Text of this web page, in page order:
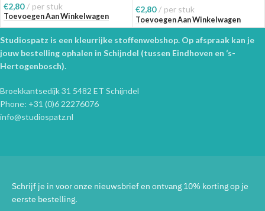
€2,80 per stuk
Toevoegen Aan Winkelwagen
€2,80 per stuk
Toevoegen Aan Winkelwagen
Studiospatz is een kleurrijke stoffenwebshop. Op afspraak kan je
jouw bestelling ophalen in Schijndel (tussen Eindhoven en ‘s-
Hertogenbosch).
Broekkantsedijk 31 5482 ET Schijndel
Phone: +31 (0)6 22276076
info@studiospatz.nl
Schrijf je in voor onze nieuwsbrief en ontvang 10% korting op je
eerste bestelling.